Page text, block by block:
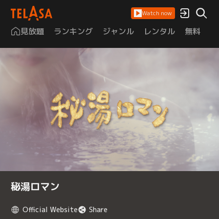
Watch now
見放題 ランキング ジャンル レンタル 無料
秘湯ロマン
Official Website Share